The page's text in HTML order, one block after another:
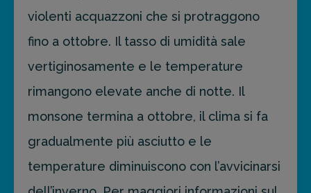
violenti acquazzoni che si protraggono
fino a ottobre. Il tasso di umidità sale
vertiginosamente e le temperature
rimangono elevate anche di notte. Il
monsone termina a ottobre, il clima si fa
gradualmente più asciutto e le
temperature diminuiscono con l’avvicinarsi